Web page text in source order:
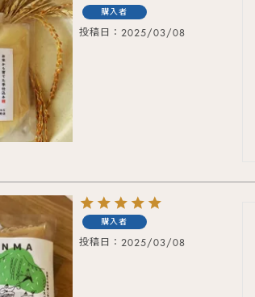
購入者
投稿日 2025/03/08
購入者
投稿日 2025/03/08